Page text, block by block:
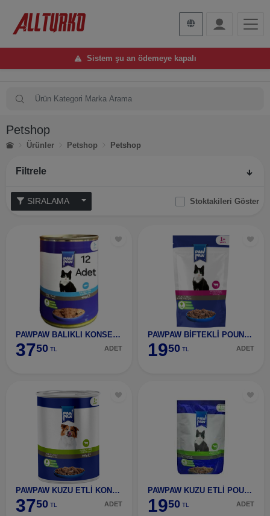
Sistem şu an ödemeye kapalı
Petshop
Ürünler Petshop Petshop
Filtrele
Stoktakileri Göster
PAWPAW BALIKLI KONSERVE KEDİ MAMASI 400 GR
3750 TL ADET
PAWPAW BİFTEKLİ POUNCH KEDİ MAMAMASI 85 GR
1950 TL ADET
PAWPAW KUZU ETLİ KONSERVE KÖPEK MAMASI 400 GR
3750 TL ADET
PAWPAW KUZU ETLİ POUNCH KEDİ MAMASI 85 GR
1950 TL ADET